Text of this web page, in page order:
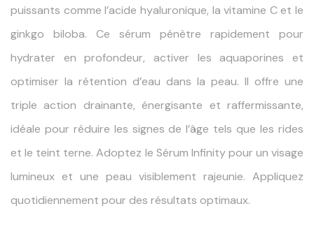
puissants comme l’acide hyaluronique, la vitamine C et le
ginkgo biloba. Ce sérum pénètre rapidement pour
hydrater en profondeur, activer les aquaporines et
optimiser la rétention d’eau dans la peau. Il offre une
triple action drainante, énergisante et raffermissante,
idéale pour réduire les signes de l’âge tels que les rides
et le teint terne. Adoptez le Sérum Infinity pour un visage
lumineux et une peau visiblement rajeunie. Appliquez
quotidiennement pour des résultats optimaux.